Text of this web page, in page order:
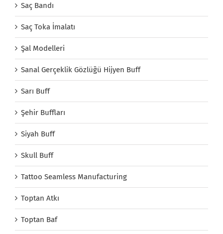
Saç Bandı
Saç Toka İmalatı
Şal Modelleri
Sanal Gerçeklik Gözlüğü Hijyen Buff
Sarı Buff
Şehir Buffları
Siyah Buff
Skull Buff
Tattoo Seamless Manufacturing
Toptan Atkı
Toptan Baf